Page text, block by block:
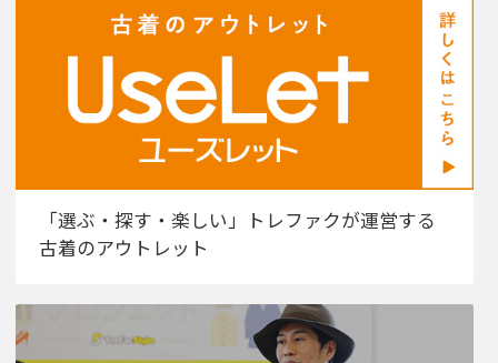
「選ぶ・探す・楽しい」トレファクが運営する
古着のアウトレット